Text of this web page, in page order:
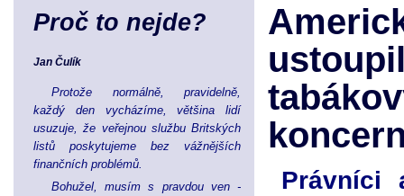
Proč to nejde?
Jan Čulík
Protože normálně, pravidelně,
každý den vycházíme, většina lidí
usuzuje, že veřejnou službu Britských
listů poskytujeme bez vážnějších
finančních problémů.
Bohužel, musím s pravdou ven -
Právníci